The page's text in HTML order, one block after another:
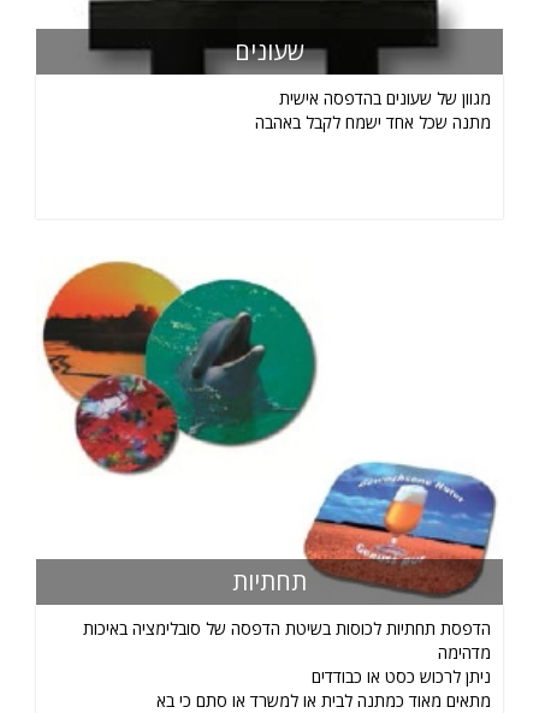
שעונים
מגוון של שעונים בהדפסה אישית
מתנה שכל אחד ישמח לקבל באהבה
תחתיות
הדפסת תחתיות לכוסות בשיטת הדפסה של סובלימציה באיכות
מדהימה
ניתן לרכוש כסט או כבודדים
מתאים מאוד כמתנה לבית או למשרד או סתם כי בא